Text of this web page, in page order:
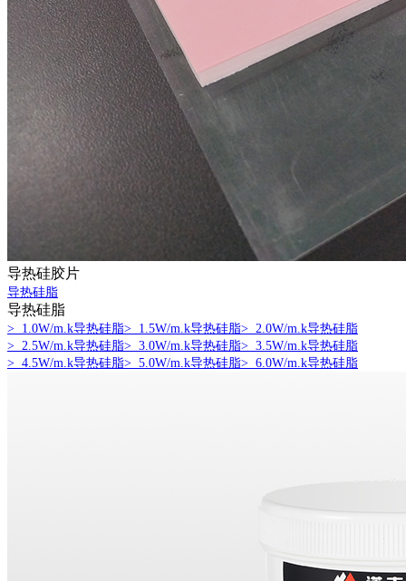
导热硅胶片
导热硅脂
导热硅脂
> 1.0W/m.k导热硅脂> 1.5W/m.k导热硅脂> 2.0W/m.k导热硅脂
> 2.5W/m.k导热硅脂> 3.0W/m.k导热硅脂> 3.5W/m.k导热硅脂
> 4.5W/m.k导热硅脂> 5.0W/m.k导热硅脂> 6.0W/m.k导热硅脂
务
支
持
业
本